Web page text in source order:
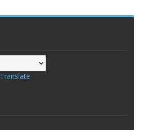
Translate